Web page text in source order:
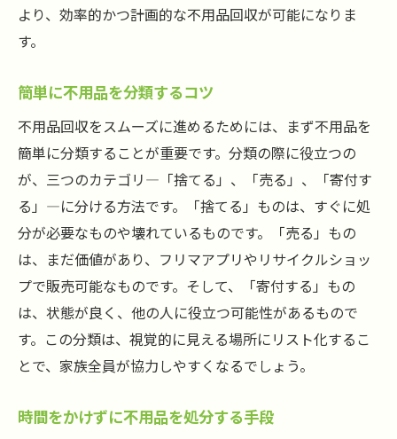
生活の質を向上させる不用品回収
時間がない人のための不用品回収法
忙しい日常でもできる整理整頓の工夫
不用品回収がもたらす快適な空間
ストレスフリーな住まい作りの秘訣
不用品回収で手に入れるリラックススペー
ス
快適空間を作るための不用品回収の役割
不用品回収の第一歩！スッキリ暮らしを実現す
る方法
スッキリ暮らしを始めるための準備
第一歩を踏み出すための不用品の選別方法
より、効率的かつ計画的な不用品回収が可能になりま
す。
簡単に不用品を分類するコツ
不用品回収をスムーズに進めるためには、まず不用品を
簡単に分類することが重要です。分類の際に役立つの
が、三つのカテゴリ—「捨てる」、「売る」、「寄付す
る」—に分ける方法です。「捨てる」ものは、すぐに処
分が必要なものや壊れているものです。「売る」もの
は、まだ価値があり、フリマアプリやリサイクルショッ
プで販売可能なものです。そして、「寄付する」もの
は、状態が良く、他の人に役立つ可能性があるもので
す。この分類は、視覚的に見える場所にリスト化するこ
とで、家族全員が協力しやすくなるでしょう。
時間をかけずに不用品を処分する手段